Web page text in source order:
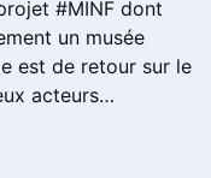
#MINF dont
un musée
est de retour sur le
acteurs…